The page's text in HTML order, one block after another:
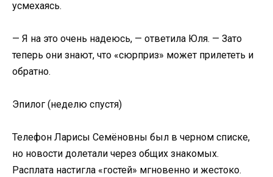
усмехаясь.
— Я на это очень надеюсь, — ответила Юля. — Зато
теперь они знают, что «сюрприз» может прилететь и
обратно.
Эпилог (неделю спустя)
Телефон Ларисы Семёновны был в черном списке,
но новости долетали через общих знакомых.
Расплата настигла «гостей» мгновенно и жестоко.